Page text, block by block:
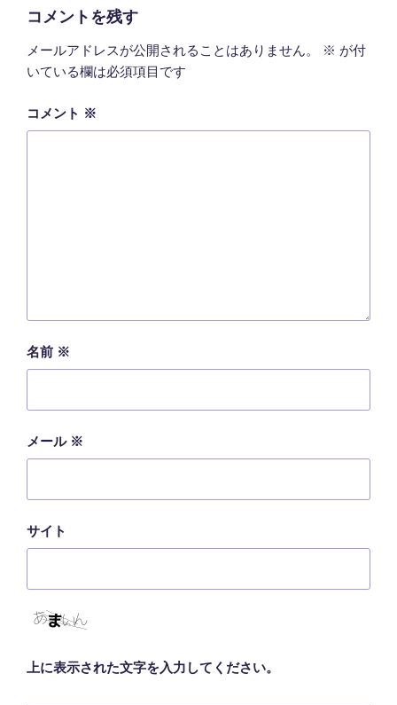
コメントを残す
メールアドレスが公開されることはありません。 ※ が付
いている欄は必須項目です
コメント ※
名前 ※
メール ※
サイト
上に表示された文字を入力してください。